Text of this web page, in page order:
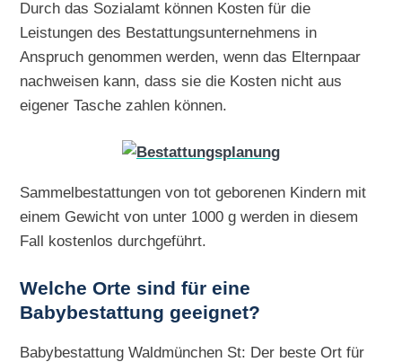
Durch das Sozialamt können Kosten für die
Leistungen des Bestattungsunternehmens in
Anspruch genommen werden, wenn das Elternpaar
nachweisen kann, dass sie die Kosten nicht aus
eigener Tasche zahlen können.
Sammelbestattungen von tot geborenen Kindern mit
einem Gewicht von unter 1000 g werden in diesem
Fall kostenlos durchgeführt.
Welche Orte sind für eine
Babybestattung geeignet?
Babybestattung Waldmünchen St: Der beste Ort für